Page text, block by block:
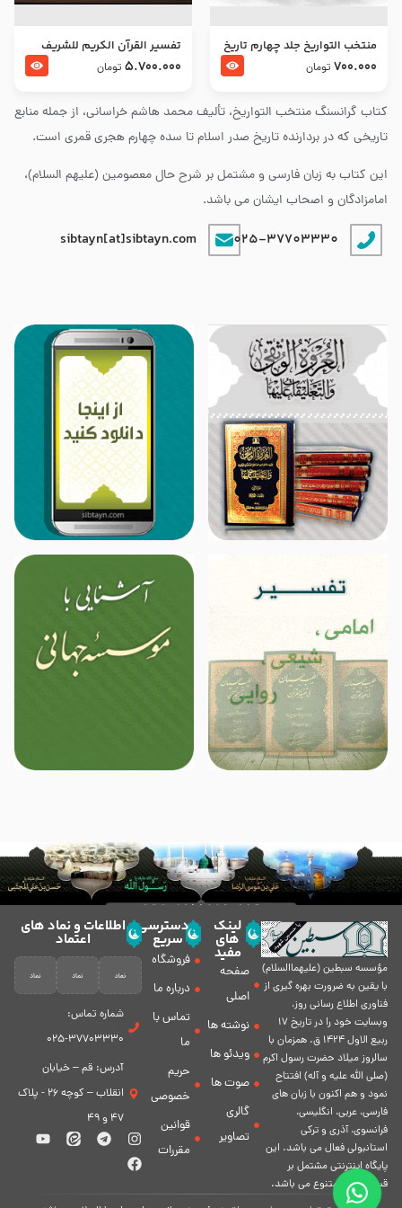
کتاب گرانسنگ منتخب التواريخ، تألیف محمد هاشم خراسانی، از جمله منابع
تاریخی که در بردارنده تاریخ صدر اسلام تا سده چهارم هجری قمری است.
این کتاب به زبان فارسی و مشتمل بر شرح حال معصومین (علیهم السلام)،
امامزادگان و اصحاب ایشان می باشد.
025-37703330
sibtayn[at]sibtayn.com
منتخب التواریخ جلد چهارم تاریخ
امام زین العابدین و امام محمد
700.000 تومان
تفسير القرآن الكريم للشريف
المرتضي قدس سرّه
5.700.000 تومان
مؤسسه سبطين (عليهماالسلام)
با يقين به ضرورت بهره گیرى از
فناورى اطلاع رسانى روز،
وبسایت خود را در تاريخ 17
ربيع الاول 1424 ق. همزمان با
سالروز ميلاد حضرت رسول اكرم
(صلی الله علیه و آله) افتتاح
نمود و هم اكنون با زبان های
فارسی، عربى، انگلیسی،
فرانسوی، آذری و ترکی
استانبولی فعال مى باشد. اين
پايگاه اينترنتى مشتمل بر
قسمت هاى متنوع مى باشد.
لینک
های
مفید
صفحه
اصلی
نوشته ها
ویدئو ها
صوت ها
گالری
تصاویر
دسترسی
سریع
فروشگاه
درباره ما
تماس با
ما
حریم
خصوصی
قوانین
مقررات
اطلاعات و نماد های
اعتماد
شماره تماس:
37703330-025
آدرس: قم – خیابان
انقلاب – کوچه 26 - پلاک
47 و 49